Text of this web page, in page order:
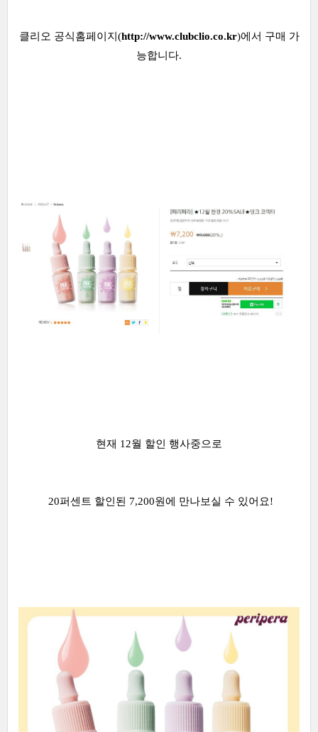
클리오 공식홈페이지(http://www.clubclio.co.kr)에서 구매 가
능합니다.
현재 12월 할인 행사중으로
20퍼센트 할인된 7,200원에 만나보실 수 있어요!